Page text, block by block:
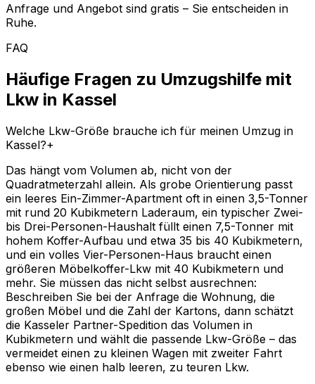
Anfrage und Angebot sind gratis – Sie entscheiden in
Ruhe.
FAQ
Häufige Fragen zu Umzugshilfe mit
Lkw in Kassel
Welche Lkw-Größe brauche ich für meinen Umzug in
Kassel?+
Das hängt vom Volumen ab, nicht von der
Quadratmeterzahl allein. Als grobe Orientierung passt
ein leeres Ein-Zimmer-Apartment oft in einen 3,5-Tonner
mit rund 20 Kubikmetern Laderaum, ein typischer Zwei-
bis Drei-Personen-Haushalt füllt einen 7,5-Tonner mit
hohem Koffer-Aufbau und etwa 35 bis 40 Kubikmetern,
und ein volles Vier-Personen-Haus braucht einen
größeren Möbelkoffer-Lkw mit 40 Kubikmetern und
mehr. Sie müssen das nicht selbst ausrechnen:
Beschreiben Sie bei der Anfrage die Wohnung, die
großen Möbel und die Zahl der Kartons, dann schätzt
die Kasseler Partner-Spedition das Volumen in
Kubikmetern und wählt die passende Lkw-Größe – das
vermeidet einen zu kleinen Wagen mit zweiter Fahrt
ebenso wie einen halb leeren, zu teuren Lkw.